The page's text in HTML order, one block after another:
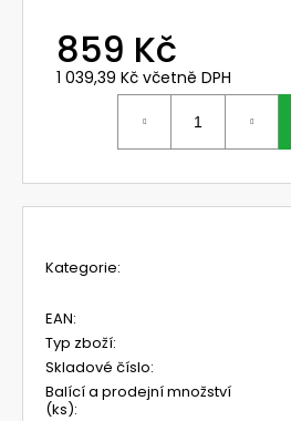
859 Kč
1 039,39 Kč včetně DPH
Kategorie:
EAN:
Typ zboží:
Skladové číslo:
Balící a prodejní množství
(ks):
AIR
Kč
Původně:
169